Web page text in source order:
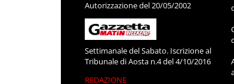
Autorizzazione del 20/05/2002
Settimanale del Sabato. Iscrizione al
Tribunale di Aosta n.4 del 4/10/2016
REDAZIONE